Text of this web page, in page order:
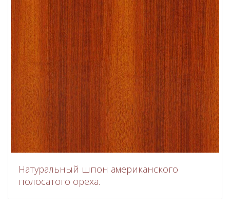
Натуральный шпон американского
полосатого ореха.